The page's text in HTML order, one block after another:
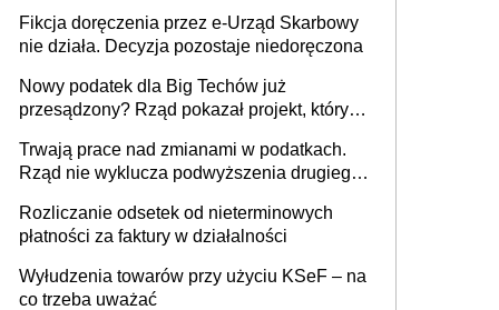
Fikcja doręczenia przez e-Urząd Skarbowy
nie działa. Decyzja pozostaje niedoręczona
Nowy podatek dla Big Techów już
przesądzony? Rząd pokazał projekt, który
Trwają prace nad zmianami w podatkach.
Rząd nie wyklucza podwyższenia drugiego
Rozliczanie odsetek od nieterminowych
płatności za faktury w działalności
Wyłudzenia towarów przy użyciu KSeF – na
co trzeba uważać